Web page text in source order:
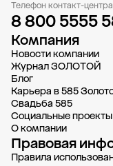
Телефон контакт-центра
8 800 5555
Компания
Новости компании
Журнал ЗОЛОТОЙ
Блог
Карьера в 585
Свадьба 585
Социальные проекты
О компании
Правовая
Правила